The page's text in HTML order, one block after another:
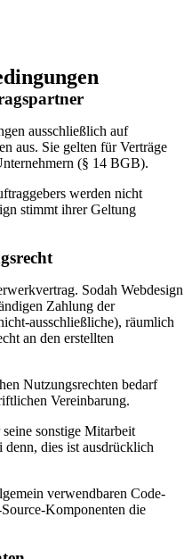
ausschließlich auf
aus. Sie gelten für Verträge
(§ 14 BGB).
werden nicht
stimmt ihrer Geltung
Sodah Webdesign
Zahlung der
ausschließliche), räumlich
an den erstellten
Nutzungsrechten bedarf
Vereinbarung.
sonstige Mitarbeit
denn, dies ist ausdrücklich
verwendbaren Code-
Komponenten die